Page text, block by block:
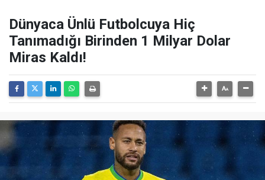
Dünyaca Ünlü Futbolcuya Hiç
Tanımadığı Birinden 1 Milyar Dolar
Miras Kaldı!